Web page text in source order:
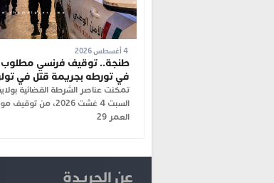
طنجة.. توقيف فرنسي مطلوب
في تورطه بجريمة قتل في
تمكنت عناصر الشرطة القضائية
السبت 4 غشت 2026،
العمر 29
عن الجريدة